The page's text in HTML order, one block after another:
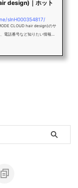
design)｜ホット
slnH000354817/
CLOUD hair design)のサ
電話番号など知りたい情報満